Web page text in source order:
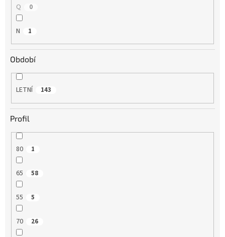
Q 0
N 1
Období
LETNÍ 143
Profil
80 1
65 58
55 5
70 26